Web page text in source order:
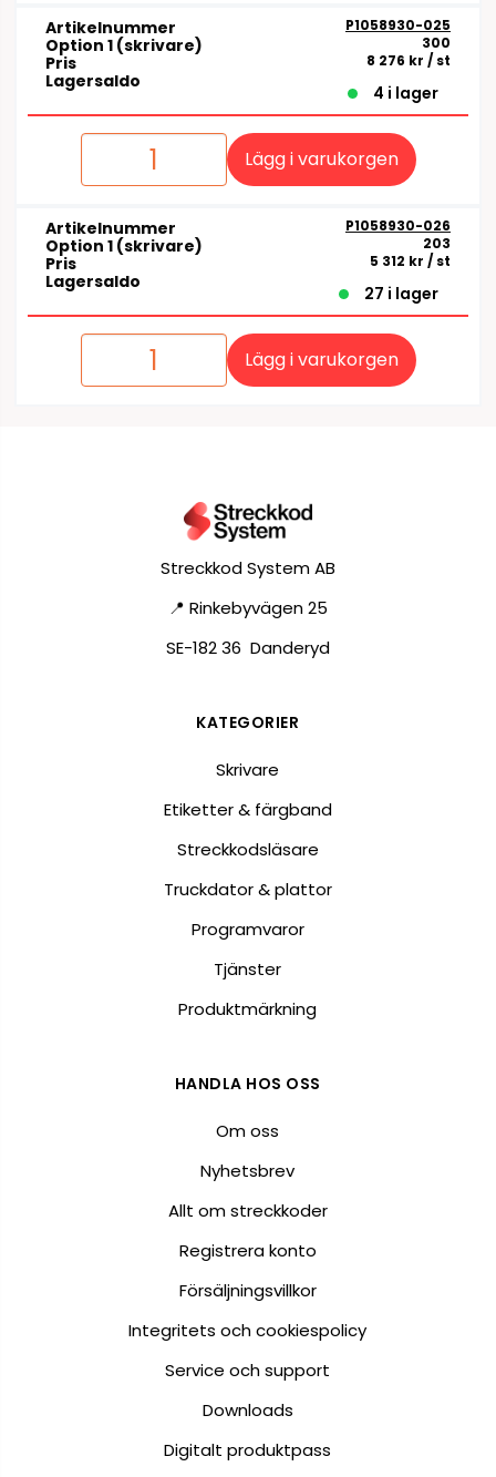
Artikelnummer P1058930-025
Option 1 (skrivare) 300
Pris 8 276 kr / st
Lagersaldo
4 i lager
Lägg i varukorgen
Artikelnummer P1058930-026
Option 1 (skrivare) 203
Pris 5 312 kr / st
Lagersaldo
27 i lager
Lägg i varukorgen
Streckkod System AB
📍 Rinkebyvägen 25
SE-182 36 Danderyd
KATEGORIER
Skrivare
Etiketter & färgband
Streckkodsläsare
Truckdator & plattor
Programvaror
Tjänster
Produktmärkning
HANDLA HOS OSS
Om oss
Nyhetsbrev
Allt om streckkoder
Registrera konto
Försäljningsvillkor
Integritets och cookiespolicy
Service och support
Downloads
Digitalt produktpass